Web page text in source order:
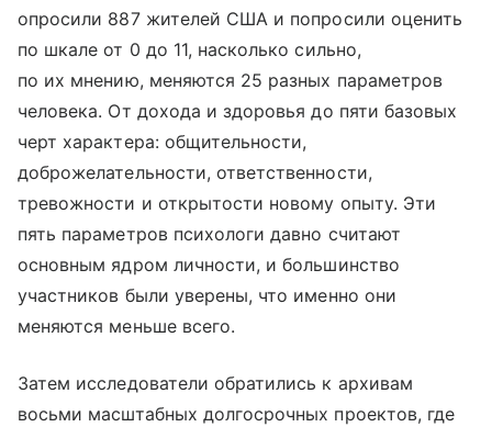
опросили 887 жителей США и попросили оценить
по шкале от 0 до 11, насколько сильно,
по их мнению, меняются 25 разных параметров
человека. От дохода и здоровья до пяти базовых
черт характера: общительности,
доброжелательности, ответственности,
тревожности и открытости новому опыту. Эти
пять параметров психологи давно считают
основным ядром личности, и большинство
участников были уверены, что именно они
меняются меньше всего.
Затем исследователи обратились к архивам
восьми масштабных долгосрочных проектов, где